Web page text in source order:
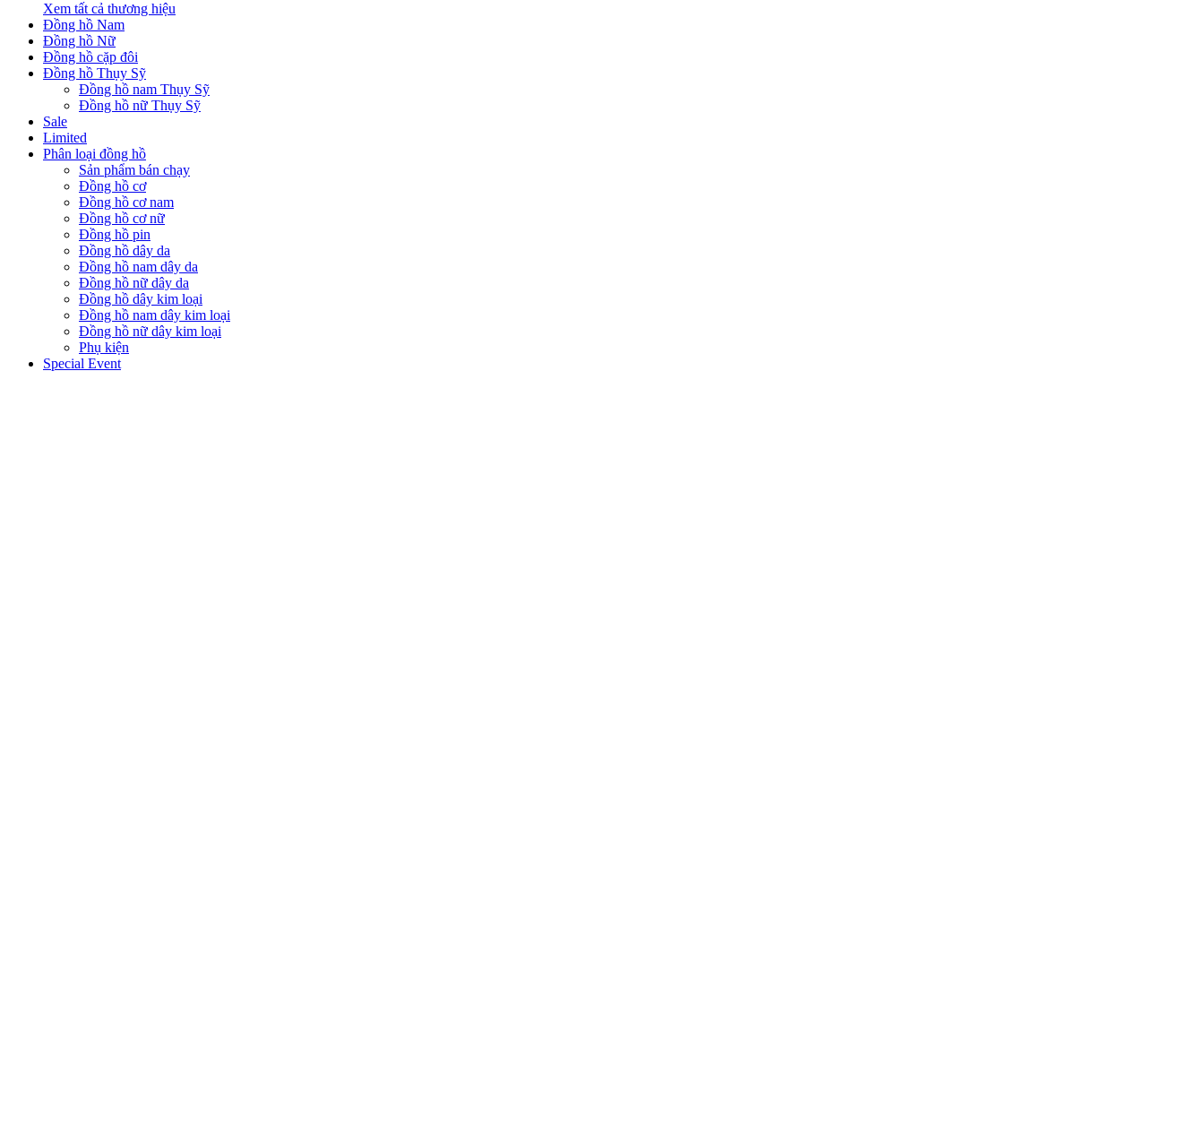
Xem tất cả thương hiệu
Đồng hồ Nam
Đồng hồ Nữ
Đồng hồ cặp đôi
Đồng hồ Thụy Sỹ
Đồng hồ nam Thụy Sỹ
Đồng hồ nữ Thụy Sỹ
Sale
Limited
Phân loại đồng hồ
Sản phẩm bán chạy
Đồng hồ cơ
Đồng hồ cơ nam
Đồng hồ cơ nữ
Đồng hồ pin
Đồng hồ dây da
Đồng hồ nam dây da
Đồng hồ nữ dây da
Đồng hồ dây kim loại
Đồng hồ nam dây kim loại
Đồng hồ nữ dây kim loại
Phụ kiện
Special Event